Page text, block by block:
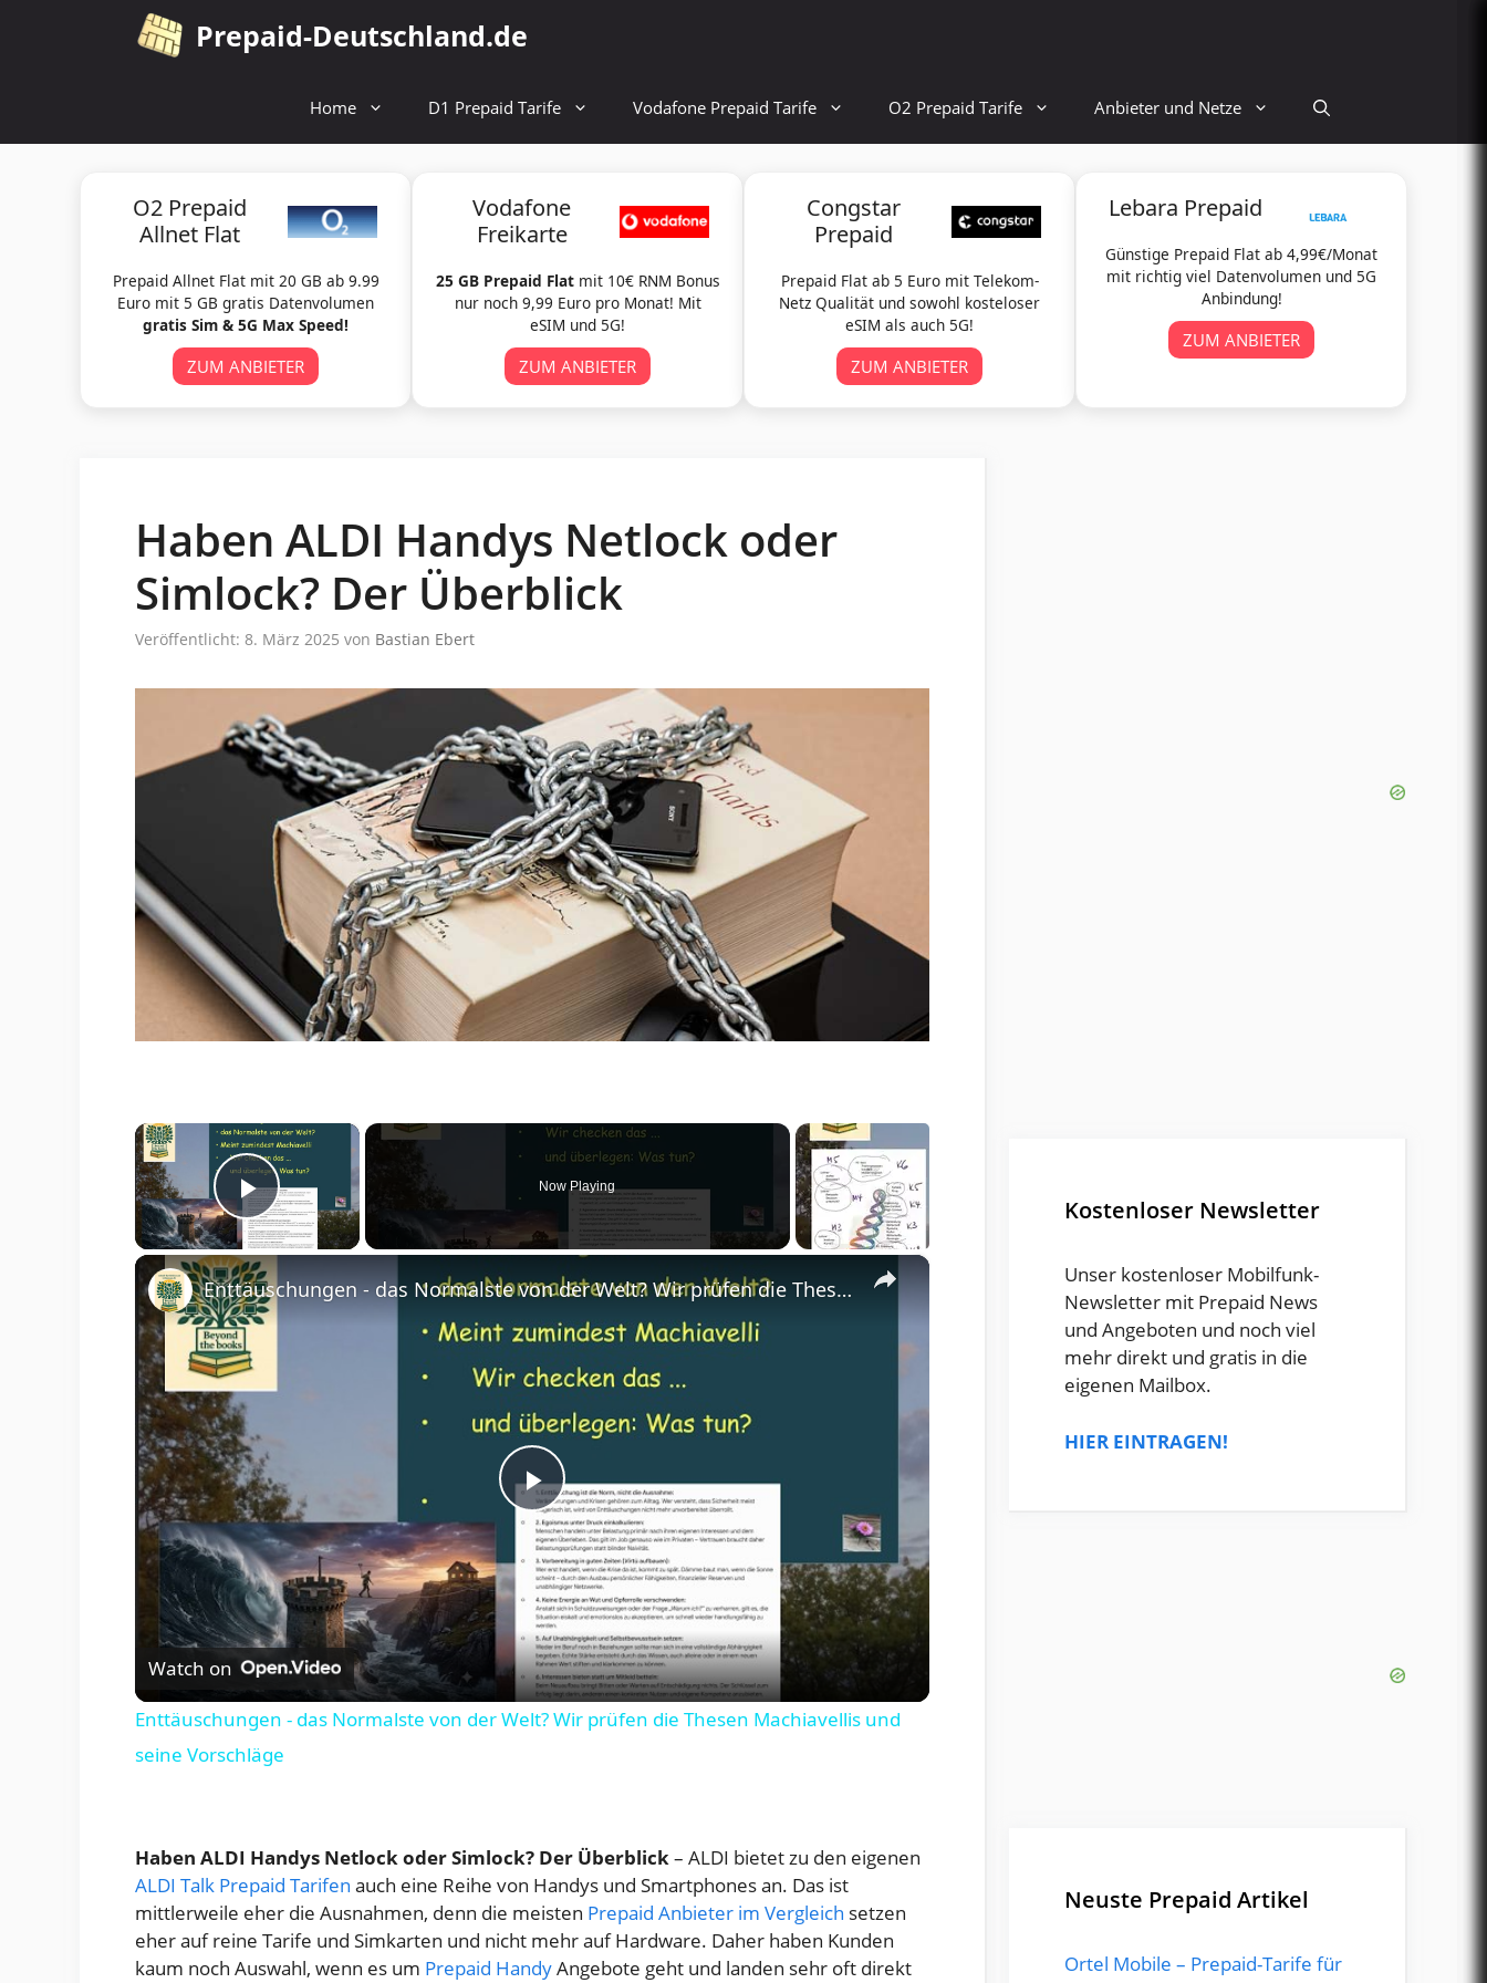
Prepaid-Deutschland.de
Home D1 Prepaid Tarife Vodafone Prepaid Tarife O2 Prepaid Tarife Anbieter und Netze
O2 Prepaid
Allnet Flat
Prepaid Allnet Flat mit 20 GB ab 9.99
Euro mit 5 GB gratis Datenvolumen
gratis Sim & 5G Max Speed!
ZUM ANBIETER
Vodafone
Freikarte
25 GB Prepaid Flatmit 10€ RNM Bonus
nur noch 9,99 Euro pro Monat! Mit
eSIM und 5G!
ZUM ANBIETER
Congstar
Prepaid
Prepaid Flat ab 5 Euro mit Telekom-
Netz Qualität und sowohl kosteloser
eSIM als auch 5G!
ZUM ANBIETER
Lebara Prepaid
Günstige Prepaid Flat ab 4,99€/Monat
mit richtig viel Datenvolumen und 5G
Anbindung!
ZUM ANBIETER
Haben ALDI Handys Netlock oder
Simlock? Der Überblick
Veröffentlicht: 8. März 2025 von Bastian Ebert
×
Play Video
Now Playing
×
P
l
a
y
i
d
Enttäuschungen - das Normalste von der Welt? Wir prüfen die Thesen Machiavellis und seine Vorschläge
Watch on
Enttäuschungen - das Normalste von der Welt? Wir prüfen die Thesen Machiavellis und
seine Vorschläge
Haben ALDI Handys Netlock oder Simlock? Der Überblick– ALDI bietet zu den eigenen
ALDI Talk Prepaid Tarifen auch eine Reihe von Handys und Smartphones an. Das ist
mittlerweile eher die Ausnahmen, denn die meisten Prepaid Anbieter im Vergleich setzen
eher auf reine Tarife und Simkarten und nicht mehr auf Hardware. Daher haben Kunden
kaum noch Auswahl, wenn es um Prepaid HandyAngebote geht und landen sehr oft direkt
Kostenloser Newsletter
Unser kostenloser Mobilfunk-
Newsletter mit Prepaid News
und Angeboten und noch viel
mehr direkt und gratis in die
eigenen Mailbox.
HIER EINTRAGEN!
Neuste Prepaid Artikel
Ortel Mobile – Prepaid-Tarife für